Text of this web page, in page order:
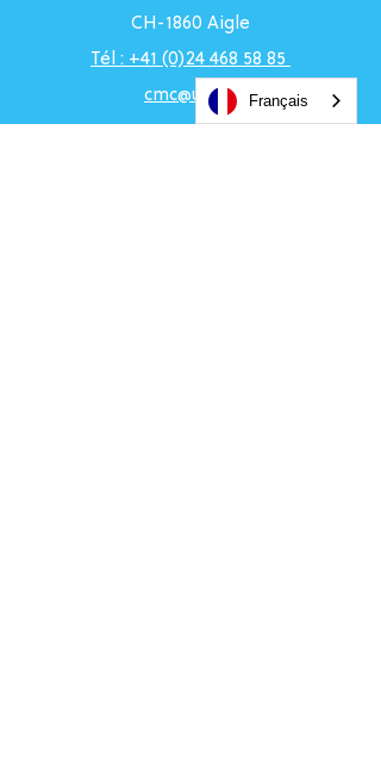
CH-1860 Aigle
Tél : +41 (0)24 468 58 85
cmc@uci.ch
Français